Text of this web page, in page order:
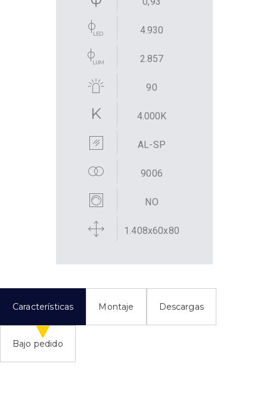
4.930
2.857
90
4.000K
AL-SP
9006
NO
1.408x60x80
Características Montaje Descargas
Bajo pedido